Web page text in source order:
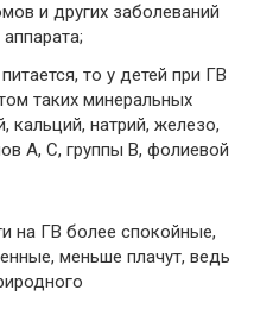
и других заболеваний
то у детей при ГВ
таких минеральных
кальций, натрий, железо,
А, С, группы В, фолиевой
на ГВ более спокойные,
меньше плачут, ведь